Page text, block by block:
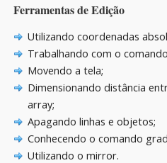
Ferramentas de Edição
Utilizando coordenadas
Trabalhando com o
Movendo a tela;
Dimensionando distância
array;
Apagando linhas e objetos;
Conhecendo o comando
Utilizando o mirror.